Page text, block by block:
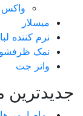
واکس
میسلار
نرم کننده
نمک
واتر جت
جدیدترین